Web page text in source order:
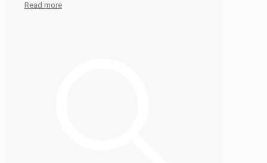
Read more